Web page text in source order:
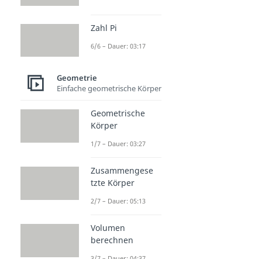
Zahl Pi
6/6 – Dauer: 03:17
Geometrie
Einfache geometrische Körper
Geometrische
Körper
1/7 – Dauer: 03:27
Zusammengese
tzte Körper
2/7 – Dauer: 05:13
Volumen
berechnen